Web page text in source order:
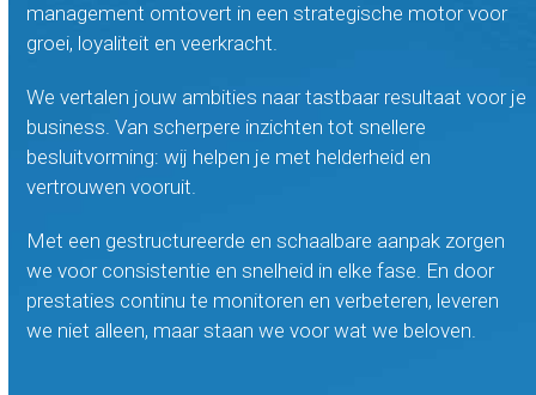
management omtovert in een strategische motor voor
groei, loyaliteit en veerkracht.
We vertalen jouw ambities naar tastbaar resultaat voor je
business. Van scherpere inzichten tot snellere
besluitvorming: wij helpen je met helderheid en
vertrouwen vooruit.
Met een gestructureerde en schaalbare aanpak zorgen
we voor consistentie en snelheid in elke fase. En door
prestaties continu te monitoren en verbeteren, leveren
we niet alleen, maar staan we voor wat we beloven.